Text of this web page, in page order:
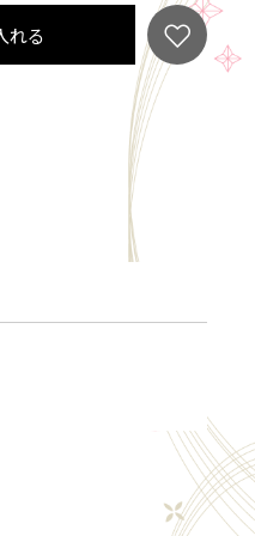
にもお椀やお皿など
ルサイトから追加注
枚・テレピン油
れる